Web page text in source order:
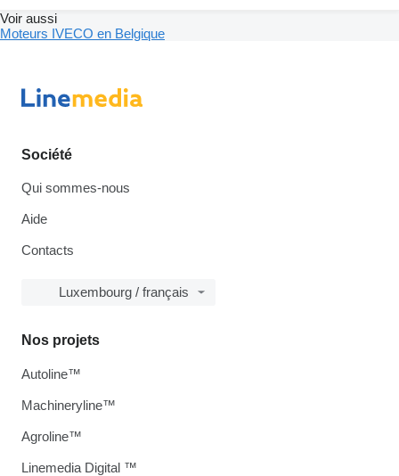
Voir aussi
Moteurs IVECO en Belgique
Société
Qui sommes-nous
Aide
Contacts
Luxembourg / français
Nos projets
Autoline™
Machineryline™
Agroline™
Linemedia Digital ™